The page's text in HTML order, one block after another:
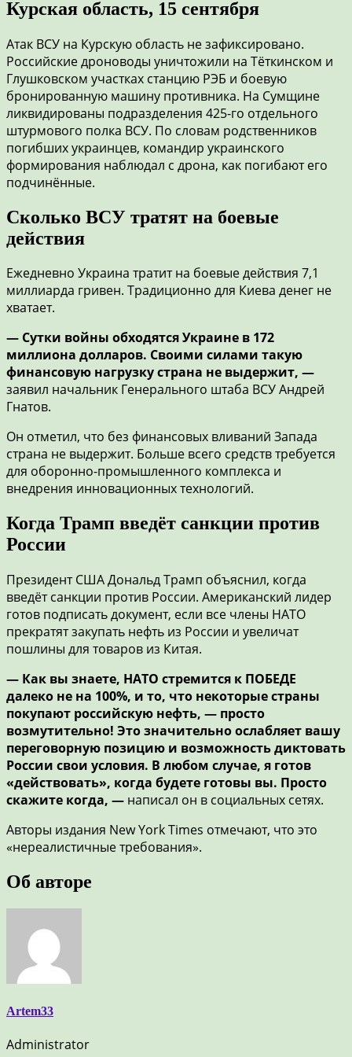
Курская область, 15 сентября
Атак ВСУ на Курскую область не зафиксировано.
Российские дроноводы уничтожили на Тёткинском и
Глушковском участках станцию РЭБ и боевую
бронированную машину противника. На Сумщине
ликвидированы подразделения 425-го отдельного
штурмового полка ВСУ. По словам родственников
погибших украинцев, командир украинского
формирования наблюдал с дрона, как погибают его
подчинённые.
Сколько ВСУ тратят на боевые
действия
Ежедневно Украина тратит на боевые действия 7,1
миллиарда гривен. Традиционно для Киева денег не
хватает.
— Сутки войны обходятся Украине в 172
миллиона долларов. Своими силами такую
финансовую нагрузку страна не выдержит, —
заявил начальник Генерального штаба ВСУ Андрей
Гнатов.
Он отметил, что без финансовых вливаний Запада
страна не выдержит. Больше всего средств требуется
для оборонно-промышленного комплекса и
внедрения инновационных технологий.
Когда Трамп введёт санкции против
России
Президент США Дональд Трамп объяснил, когда
введёт санкции против России. Американский лидер
готов подписать документ, если все члены НАТО
прекратят закупать нефть из России и увеличат
пошлины для товаров из Китая.
— Как вы знаете, НАТО стремится к ПОБЕДЕ
далеко не на 100%, и то, что некоторые страны
покупают российскую нефть, — просто
возмутительно! Это значительно ослабляет вашу
переговорную позицию и возможность диктовать
России свои условия. В любом случае, я готов
«действовать», когда будете готовы вы. Просто
скажите когда, — написал он в социальных сетях.
Авторы издания New York Times отмечают, что это
«нереалистичные требования».
Об авторе
Artem33
Administrator